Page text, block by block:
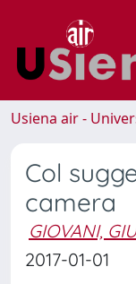
Usiena air -
Col
camera
GIOVANI,
2017-01-01